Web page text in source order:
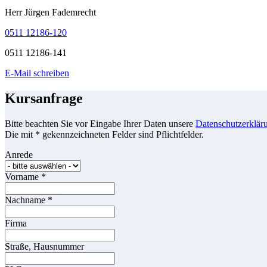
Herr Jürgen Fademrecht
0511 12186-120
0511 12186-141
E-Mail schreiben
Kursanfrage
Bitte beachten Sie vor Eingabe Ihrer Daten unsere
Die mit * gekennzeichneten Felder sind Pflichtfelder.
Anrede
Vorname *
Nachname *
Firma
Straße, Hausnummer